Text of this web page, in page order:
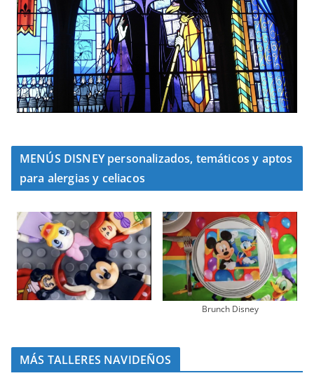
MENÚS DISNEY personalizados, temáticos y aptos
para alergias y celiacos
Brunch Disney
MÁS TALLERES NAVIDEÑOS